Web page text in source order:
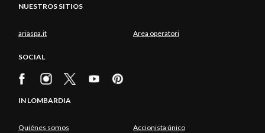
NUESTROS SITIOS
ariaspa.it Area operatori
SOCIAL
IN LOMBARDIA
Quiénes somos Accionista único